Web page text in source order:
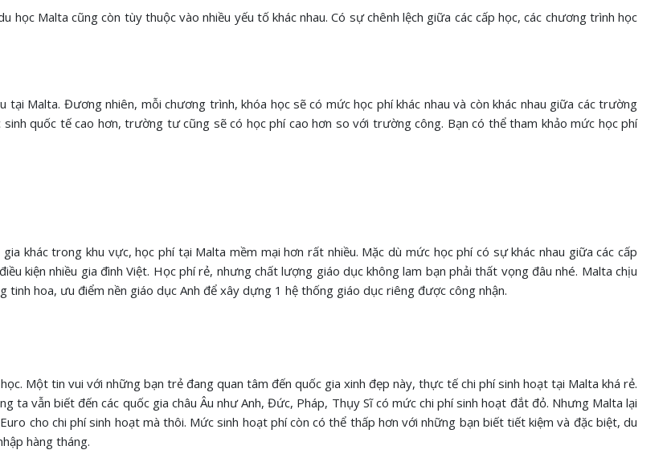
học Malta cũng còn tùy thuộc vào nhiều yếu tố khác nhau. Có sự chênh lệch giữa các cấp học, các chương trình học
tại Malta. Đương nhiên, mỗi chương trình, khóa học sẽ có mức học phí khác nhau và còn khác nhau giữa các trường
quốc tế cao hơn, trường tư cũng sẽ có học phí cao hơn so với trường công. Bạn có thể tham khảo mức học phí
khác trong khu vực, học phí tại Malta mềm mại hơn rất nhiều. Mặc dù mức học phí có sự khác nhau giữa các cấp
kiện nhiều gia đình Việt. Học phí rẻ, nhưng chất lượng giáo dục không lam bạn phải thất vọng đâu nhé. Malta chịu
hoa, ưu điểm nền giáo dục Anh để xây dựng 1 hệ thống giáo dục riêng được công nhận.
Một tin vui với những bạn trẻ đang quan tâm đến quốc gia xinh đẹp này, thực tế chi phí sinh hoạt tại Malta khá rẻ.
ta vẫn biết đến các quốc gia châu Âu như Anh, Đức, Pháp, Thụy Sĩ có mức chi phí sinh hoạt đắt đỏ. Nhưng Malta lại
cho chi phí sinh hoạt mà thôi. Mức sinh hoạt phí còn có thể thấp hơn với những bạn biết tiết kiệm và đặc biệt, du
hàng tháng.